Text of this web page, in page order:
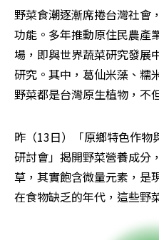
野菜食潮逐漸席捲台灣社會
功能。多年推動原住民農產
場，即與世界蔬菜研究發展
研究。其中，葛仙米藻、糯
野菜都是台灣原生植物，不
昨（13日）「原鄉特色作
研討會」揭開野菜營養成分
草，其實飽含微量元素，是
在食物缺乏的年代，這些野